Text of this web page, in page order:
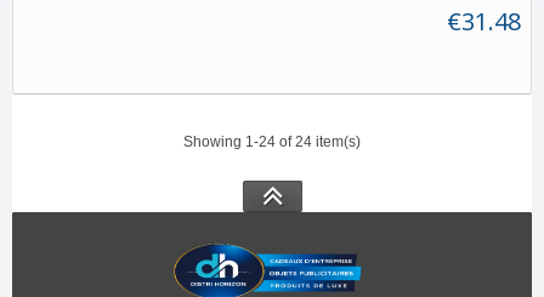
€31.48
Showing 1-24 of 24 item(s)